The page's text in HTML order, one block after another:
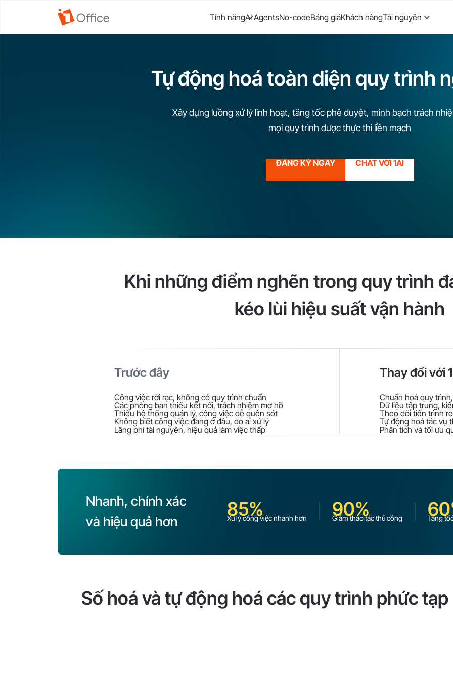
Tính năngAI AgentsNo-codeBảng giáKhách hàngTài nguyên
Tự động hoá toàn diện quy trình
Xây dựng luồng xử lý linh hoạt, tăng tốc phê duyệt, minh bạch trách
mọi quy trình được thực thi liền mạch
ĐĂNG KÝ NGAY CHAT VỚI 1AI
Khi những điểm nghẽn trong quy trình
kéo lùi hiệu suất vận hành
Trước đây
Công việc rời rạc, không có quy trình chuẩn
Các phòng ban thiếu kết nối, trách nhiệm mơ hồ
Thiếu hệ thống quản lý, công việc dễ quên sót
Không biết công việc đang ở đâu, do ai xử lý
Lãng phí tài nguyên, hiệu quả làm việc thấp
Thay đổi với
Chuẩn hoá quy
Dữ liệu tập trung,
Theo dõi tiến trình
Tự động hoá tác vụ
Phân tích và tối ưu
Nhanh, chính xác
và hiệu quả hơn
85%
Xử lý công việc nhanh hơn 90%
Giảm thao tác thủ công Tăng
Số hoá và tự động hoá các quy trình phức